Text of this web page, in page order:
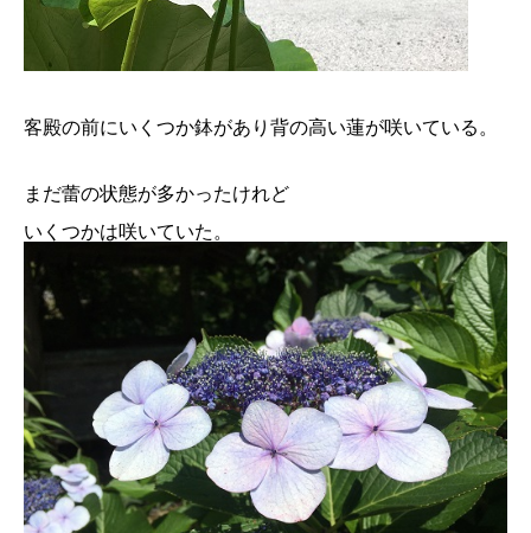
客殿の前にいくつか鉢があり背の高い蓮が咲いている。
まだ蕾の状態が多かったけれど
いくつかは咲いていた。